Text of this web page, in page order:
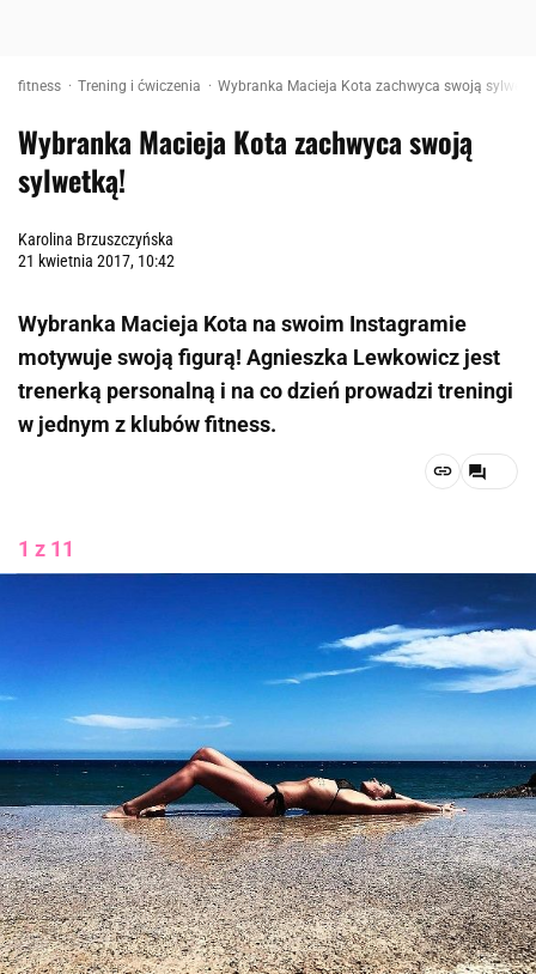
fitness Trening i ćwiczenia Wybranka Macieja Kota zachwyca swoją
Wybranka Macieja Kota zachwyca swoją
sylwetką!
Karolina Brzuszczyńska
21 kwietnia 2017, 10:42
Wybranka Macieja Kota na swoim Instagramie
motywuje swoją figurą! Agnieszka Lewkowicz jest
trenerką personalną i na co dzień prowadzi treningi
w jednym z klubów fitness.
1 z 11